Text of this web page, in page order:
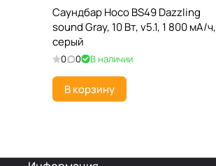
Саундбар Hoco BS49 Dazzling
sound Gray, 10 Вт, v5.1, 1 800 мА/ч,
серый
0 0 В наличии
В корзину